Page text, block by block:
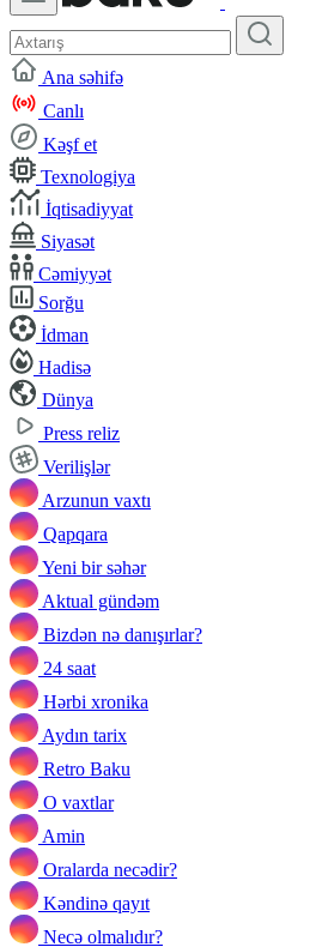
Ana səhifə
Canlı
Kəşf et
Texnologiya
İqtisadiyyat
Siyasət
Cəmiyyət
Sorğu
İdman
Hadisə
Dünya
Press reliz
Verilişlər
Arzunun vaxtı
Qapqara
Yeni bir səhər
Aktual gündəm
Bizdən nə danışırlar?
24 saat
Hərbi xronika
Aydın tarix
Retro Baku
O vaxtlar
Amin
Oralarda necədir?
Kəndinə qayıt
Necə olmalıdır?